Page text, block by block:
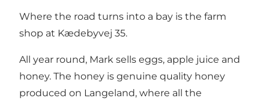
Where the road turns into a bay is the farm
shop at Kædebyvej 35.
All year round, Mark sells eggs, apple juice and
honey. The honey is genuine quality honey
produced on Langeland, where all the